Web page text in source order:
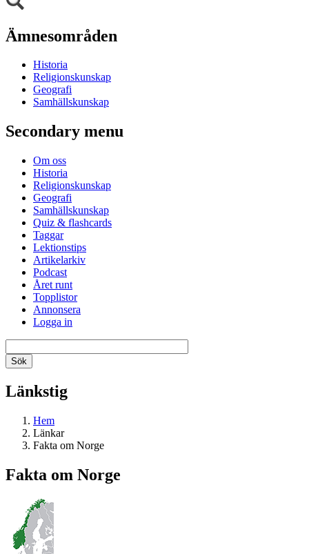
Ämnesområden
Historia
Religionskunskap
Geografi
Samhällskunskap
Secondary menu
Om oss
Historia
Religionskunskap
Geografi
Samhällskunskap
Quiz & flashcards
Taggar
Lektionstips
Artikelarkiv
Podcast
Året runt
Topplistor
Annonsera
Logga in
Länkstig
Hem
Länkar
Fakta om Norge
Fakta om Norge